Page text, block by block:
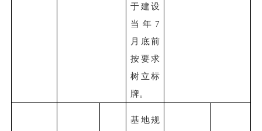
于建设
当年 7
月底前
按要求
树立标
牌。
基地规